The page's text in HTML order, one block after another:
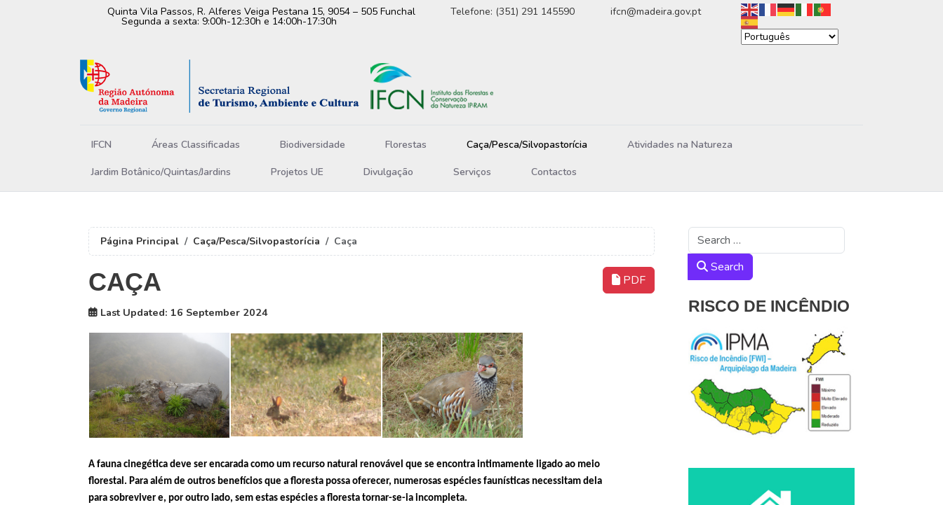
Quinta Vila Passos, R. Alferes Veiga Pestana 15, 9054 – 505 Funchal Telefone: (351) 291 145590 ifcn@madeira.gov.pt
Segunda a sexta: 9:00h-12:30h e 14:00h-17:30h
IFCN Áreas Classificadas Biodiversidade Florestas Caça/Pesca/Silvopastorícia Atividades na Natureza
Jardim Botânico/Quintas/Jardins Projetos UE Divulgação Serviços Contactos
Página Principal Caça/Pesca/Silvopastorícia Caça
PDF
CAÇA
Last Updated: 16 September 2024
A fauna cinegética deve ser encarada como um recurso natural renovável que se encontra intimamente ligado ao meio
florestal. Para além de outros benefícios que a floresta possa oferecer, numerosas espécies faunísticas necessitam dela
para sobreviver e, por outro lado, sem estas espécies a floresta tornar-se-ia incompleta.
Search
Search
RISCO DE INCÊNDIO